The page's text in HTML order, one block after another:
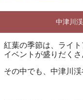
中津川
紅葉の季節は、ライ
イベントが盛りだくさ
その中でも、中津川